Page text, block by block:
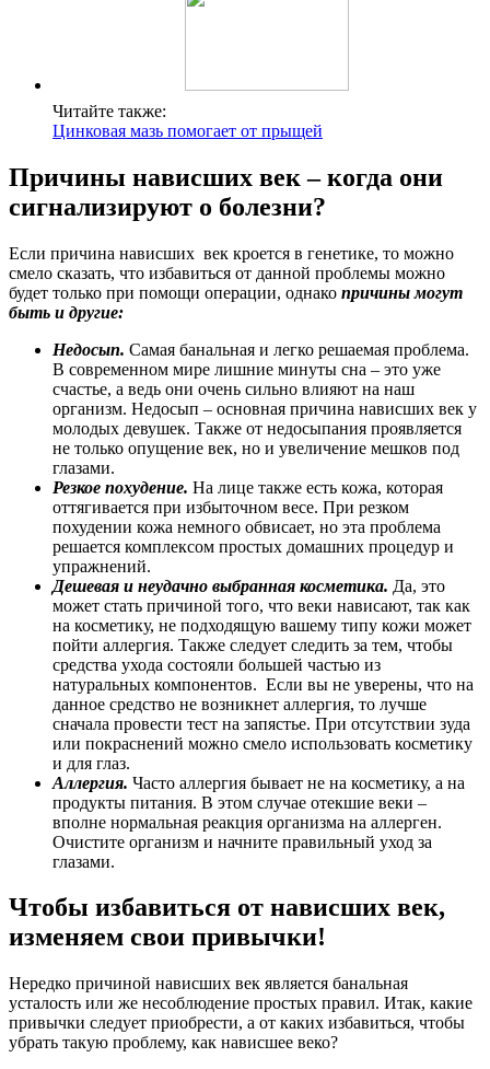
Читайте также:
Цинковая мазь помогает от прыщей
Причины нависших век – когда они
сигнализируют о болезни?
Если причина нависших век кроется в генетике, то можно
смело сказать, что избавиться от данной проблемы можно
будет только при помощи операции, однако причины могут
быть и другие:
Недосып. Самая банальная и легко решаемая проблема.
В современном мире лишние минуты сна – это уже
счастье, а ведь они очень сильно влияют на наш
организм. Недосып – основная причина нависших век у
молодых девушек. Также от недосыпания проявляется
не только опущение век, но и увеличение мешков под
глазами.
Резкое похудение. На лице также есть кожа, которая
оттягивается при избыточном весе. При резком
похудении кожа немного обвисает, но эта проблема
решается комплексом простых домашних процедур и
упражнений.
Дешевая и неудачно выбранная косметика. Да, это
может стать причиной того, что веки нависают, так как
на косметику, не подходящую вашему типу кожи может
пойти аллергия. Также следует следить за тем, чтобы
средства ухода состояли большей частью из
натуральных компонентов. Если вы не уверены, что на
данное средство не возникнет аллергия, то лучше
сначала провести тест на запястье. При отсутствии зуда
или покраснений можно смело использовать косметику
и для глаз.
Аллергия. Часто аллергия бывает не на косметику, а на
продукты питания. В этом случае отекшие веки –
вполне нормальная реакция организма на аллерген.
Очистите организм и начните правильный уход за
глазами.
Чтобы избавиться от нависших век,
изменяем свои привычки!
Нередко причиной нависших век является банальная
усталость или же несоблюдение простых правил. Итак, какие
привычки следует приобрести, а от каких избавиться, чтобы
убрать такую проблему, как нависшее веко?